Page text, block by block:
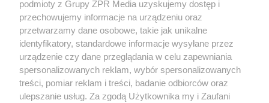
podmioty z Grupy ZPR Media uzyskujemy dostęp i
przechowujemy informacje na urządzeniu oraz
przetwarzamy dane osobowe, takie jak unikalne
identyfikatory, standardowe informacje wysyłane przez
urządzenie czy dane przeglądania w celu zapewniania
spersonalizowanych reklam, wybór spersonalizowanych
treści, pomiar reklam i treści, badanie odbiorców oraz
ulepszanie usług. Za zgodą Użytkownika my i Zaufani